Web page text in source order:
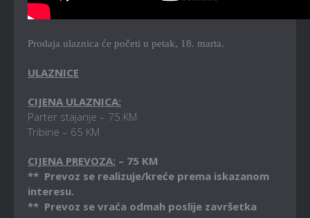
Prodaja ulaznica će početi u petak, 18. marta.
ULAZNICE
CIJENA ULAZNICA:
Parter stajanje – 75 KM
Tribine – 65 KM
CIJENA PREVOZA: – 75 KM
** Prevoz se realizuje/kreće prema iskazanom
interesu.
** Prevoz se vraća odmah poslije završetka